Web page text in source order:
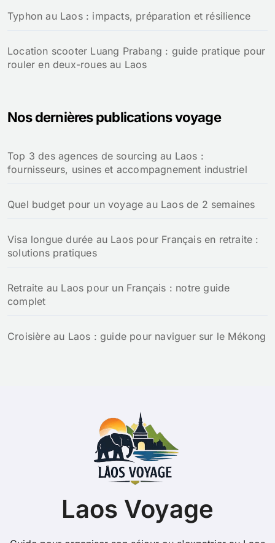
Typhon au Laos : impacts, préparation et résilience
Location scooter Luang Prabang : guide pratique pour
rouler en deux-roues au Laos
Nos dernières publications voyage
Top 3 des agences de sourcing au Laos :
fournisseurs, usines et accompagnement industriel
Quel budget pour un voyage au Laos de 2 semaines
Visa longue durée au Laos pour Français en retraite :
solutions pratiques
Retraite au Laos pour un Français : notre guide
complet
Croisière au Laos : guide pour naviguer sur le Mékong
Laos Voyage